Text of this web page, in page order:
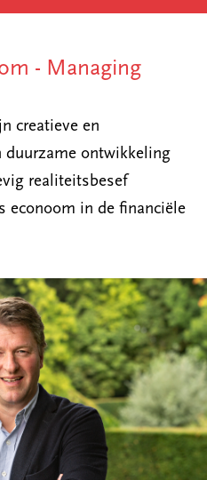
- Managing
creatieve en
duurzame ontwikkeling
realiteitsbesef
econoom in de financiële